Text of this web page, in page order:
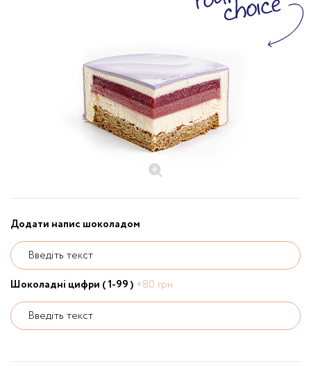
Додати напис шоколадом
Введіть текст
Шоколадні цифри ( 1-99 ) +80 грн
Введіть текст